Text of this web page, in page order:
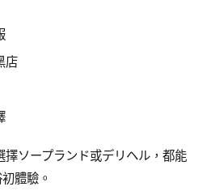
店
擇ソープランド或デリヘル，都能
體驗。